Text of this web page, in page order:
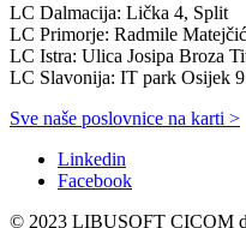
LC Dalmacija: Lička 4, Split
LC Primorje: Radmile
LC Istra: Ulica Josipa Broza
LC Slavonija: IT park Osijek
Sve naše poslovnice na karti >
Linkedin
Facebook
© 2023 LIBUSOFT CICOM